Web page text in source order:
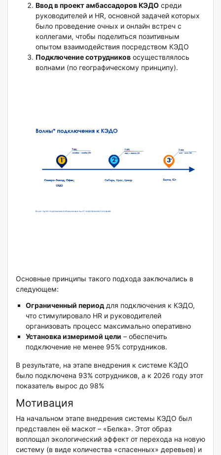
Ввод в проект амбассадоров КЭДО среди
руководителей и HR, основной задачей которых
было проведение очных и онлайн встреч с
коллегами, чтобы поделиться позитивным
опытом взаимодействия посредством КЭДО
Подключение сотрудников осуществлялось
волнами (по географическому принципу).
Основные принципы такого подхода заключались в
следующем:
Ограниченный период для подключения к КЭДО,
что стимулировало HR и руководителей
организовать процесс максимально оперативно
Установка измеримой цели – обеспечить
подключение не менее 95% сотрудников.
В результате, на этапе внедрения к системе КЭДО
было подключена 93% сотрудников, а к 2026 году этот
показатель вырос до 98%
Мотивация
На начальном этапе внедрения системы КЭДО был
представлен её маскот – «Белка». Этот образ
воплощал экологический эффект от перехода на новую
систему (в виде количества «спасенных» деревьев) и